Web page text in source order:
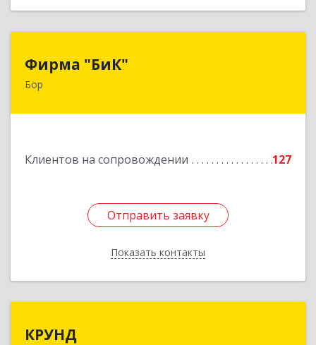
Фирма "БиК"
Бор
Клиентов на сопровождении 127
Отправить заявку
Показать контакты
606440, Нижегородская обл, Бор г, Советская
Отправить заявку
Назад
КРУНД